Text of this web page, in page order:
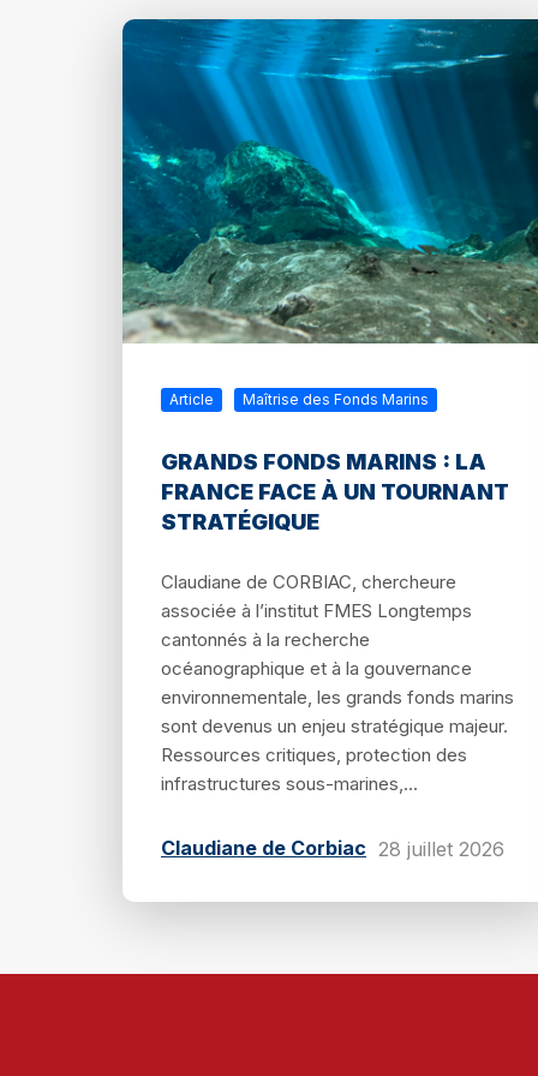
Article Maîtrise des Fonds Marins
GRANDS FONDS MARINS : LA
FRANCE FACE À UN TOURNANT
STRATÉGIQUE
Claudiane de CORBIAC, chercheure
associée à l’institut FMES Longtemps
cantonnés à la recherche
océanographique et à la gouvernance
environnementale, les grands fonds marins
sont devenus un enjeu stratégique majeur.
Ressources critiques, protection des
infrastructures sous-marines,...
Claudiane de Corbiac 28 juillet 2026